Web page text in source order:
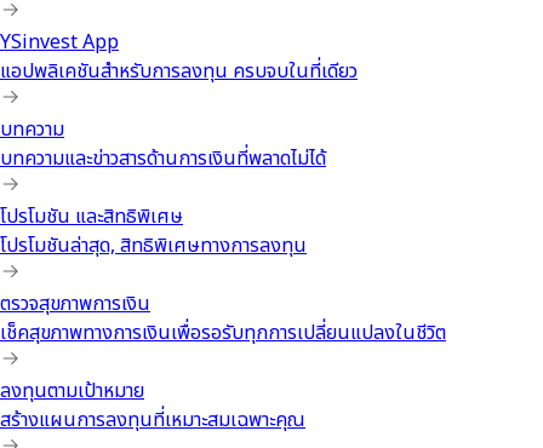
YSinvest App
แอปพลิเคชันสำหรับการลงทุน ครบจบในที่เดียว
บทความ
บทความและข่าวสารด้านการเงินที่พลาดไม่ได้
โปรโมชัน และสิทธิพิเศษ
โปรโมชันล่าสุด, สิทธิพิเศษทางการลงทุน
ตรวจสุขภาพการเงิน
เช็คสุขภาพทางการเงินเพื่อรอรับทุกการเปลี่ยนแปลงในชีวิต
ลงทุนตามเป้าหมาย
สร้างแผนการลงทุนที่เหมาะสมเฉพาะคุณ